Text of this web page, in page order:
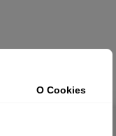
O Cookies